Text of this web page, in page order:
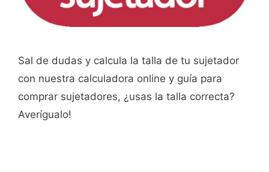
Sal de dudas y calcula la talla de tu sujetador
con nuestra calculadora online y guía para
comprar sujetadores, ¿usas la talla correcta?
Averígualo!